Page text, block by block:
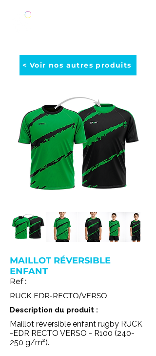
< Voir nos autres produits
MAILLOT RÉVERSIBLE
ENFANT
Ref :
RUCK EDR-RECTO/VERSO
Description du produit :
Maillot réversible enfant rugby RUCK
-EDR RECTO VERSO - R100 (240-
250 g/m²).